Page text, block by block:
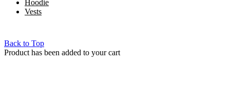
Hoodie
Vests
Back to Top
Product has been added to your cart